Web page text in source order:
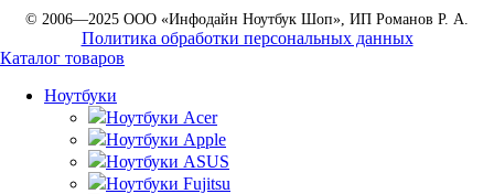
© 2006—2025 ООО «Инфодайн Ноутбук Шоп», ИП Романов Р. А.
Политика обработки персональных данных
Каталог товаров
Ноутбуки
Ноутбуки Acer
Ноутбуки Apple
Ноутбуки ASUS
Ноутбуки Fujitsu